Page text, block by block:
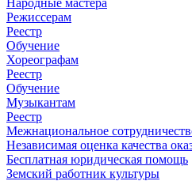
Народные мастера
Режиссерам
Реестр
Обучение
Хореографам
Реестр
Обучение
Музыкантам
Реестр
Межнациональное
Независимая оценка качества
Бесплатная юридическая помощь
Земский работник культуры